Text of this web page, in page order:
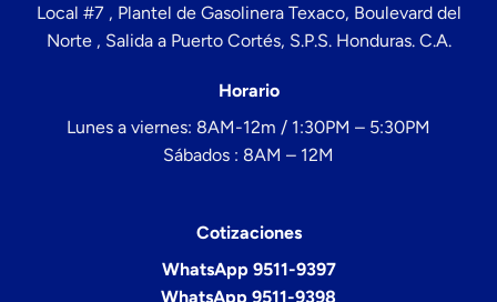
Local #7 , Plantel de Gasolinera Texaco, Boulevard del
Norte , Salida a Puerto Cortés, S.P.S. Honduras. C.A.
Horario
Lunes a viernes: 8AM-12m / 1:30PM – 5:30PM
Sábados : 8AM – 12M
Cotizaciones
WhatsApp 9511-9397
WhatsApp 9511-9398